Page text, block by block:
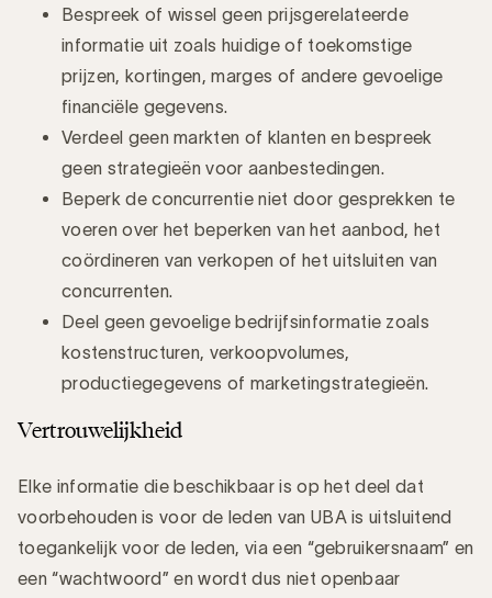
Bespreek of wissel geen prijsgerelateerde
informatie uit zoals huidige of toekomstige
prijzen, kortingen, marges of andere gevoelige
financiële gegevens.
Verdeel geen markten of klanten en bespreek
geen strategieën voor aanbestedingen.
Beperk de concurrentie niet door gesprekken te
voeren over het beperken van het aanbod, het
coördineren van verkopen of het uitsluiten van
concurrenten.
Deel geen gevoelige bedrijfsinformatie zoals
kostenstructuren, verkoopvolumes,
productiegegevens of marketingstrategieën.
Vertrouwelijkheid
Elke informatie die beschikbaar is op het deel dat
voorbehouden is voor de leden van UBA is uitsluitend
toegankelijk voor de leden, via een “gebruikersnaam” en
een “wachtwoord” en wordt dus niet openbaar